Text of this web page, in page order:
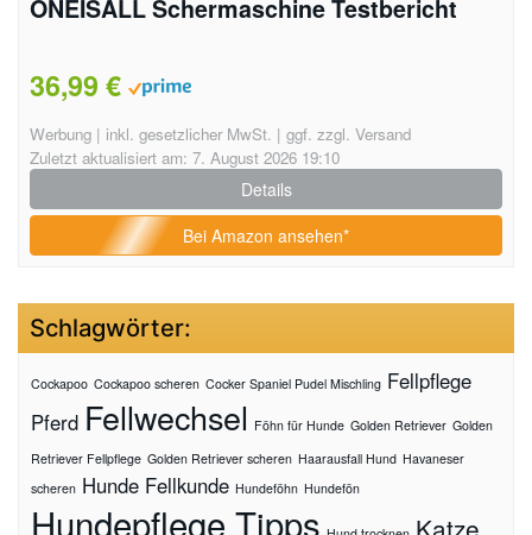
ONEISALL Schermaschine Testbericht
36,99 €
Werbung | inkl. gesetzlicher MwSt. | ggf. zzgl. Versand
Zuletzt aktualisiert am: 7. August 2026 19:10
Details
Bei Amazon ansehen*
Schlagwörter:
Cockapoo Cockapoo scheren Cocker Spaniel Pudel Mischling Fellpflege
Pferd Fellwechsel Föhn für Hunde Golden Retriever Golden
Retriever Fellpflege Golden Retriever scheren Haarausfall Hund Havaneser
scheren Hunde Fellkunde Hundeföhn Hundefön
Hundepflege Tipps